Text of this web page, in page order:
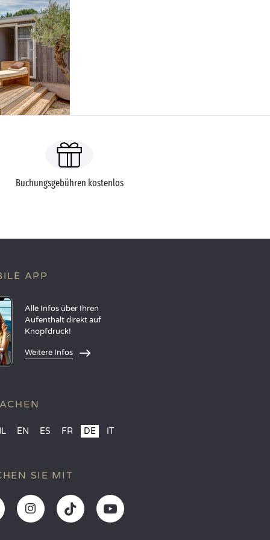
Buchungsgebühren kostenlos
APP
Alle Infos über Ihren
Aufenthalt direkt auf
Knopfdruck!
Weitere Infos
EN ES FR DE IT
SIE MIT